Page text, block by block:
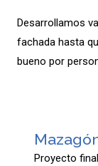
Desarrollamos
fachada hasta
bueno por
Proyecto